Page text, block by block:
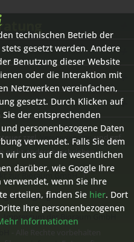
zzgl. Versandkosten und ggf.
nicht anders beschrieben
zur Bioraum GmbH
Impressum der Bioraum GmbH
technischen Betrieb der
gesetzt werden. Andere
Benutzung dieser Website
oder die Interaktion mit
Netzwerken vereinfachen,
gesetzt. Durch Klicken auf
Sie der entsprechenden
personenbezogene Daten
verwendet. Falls Sie dem
wir uns auf die wesentlichen
darüber, wie Google Ihre
wenn Sie Ihre
erteilen, finden Sie hier. Dort
Ihre personenbezogenen
Informationen